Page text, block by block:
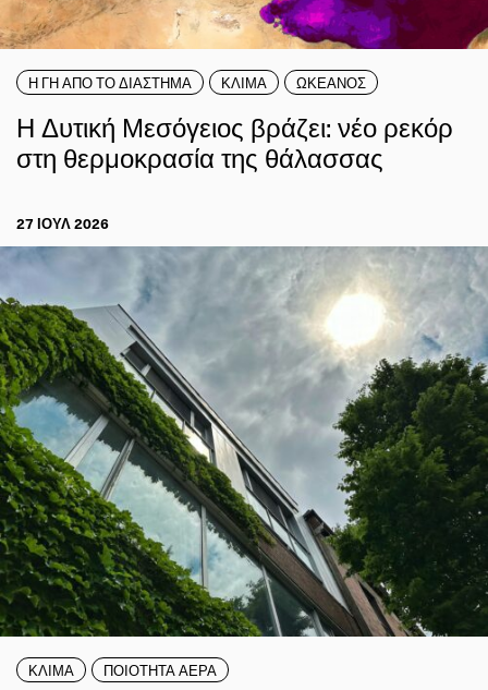
Η ΓΗ ΑΠΟ ΤΟ ΔΙΑΣΤΗΜΑ ΚΛΙΜΑ ΩΚΕΑΝΟΣ
Η Δυτική Μεσόγειος βράζει: νέο ρεκόρ
στη θερμοκρασία της θάλασσας
27 ΙΟΥΛ 2026
ΚΛΙΜΑ ΠΟΙΟΤΗΤΑ ΑΕΡΑ